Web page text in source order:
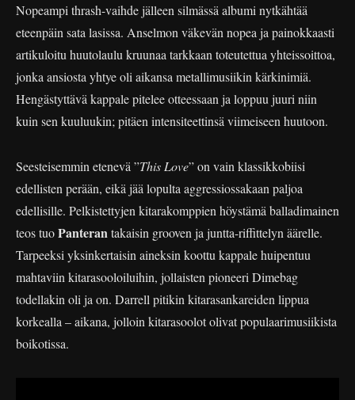
Nopeampi thrash-vaihde jälleen silmässä albumi nytkähtää
eteenpäin sata lasissa. Anselmon väkevän nopea ja painokkaasti
artikuloitu huutolaulu kruunaa tarkkaan toteutettua yhteissoittoa,
jonka ansiosta yhtye oli aikansa metallimusiikin kärkinimiä.
Hengästyttävä kappale pitelee otteessaan ja loppuu juuri niin
kuin sen kuuluukin; pitäen intensiteettinsä viimeiseen huutoon.
Seesteisemmin etenevä ”This Love” on vain klassikkobiisi
edellisten perään, eikä jää lopulta aggressiossakaan paljoa
edellisille. Pelkistettyjen kitarakomppien höystämä balladimainen
teos tuoPanteran takaisin grooven ja juntta-riffittelyn äärelle.
Tarpeeksi yksinkertaisin aineksin koottu kappale huipentuu
mahtaviin kitarasooloiluihin, jollaisten pioneeri Dimebag
todellakin oli ja on. Darrell pitikin kitarasankareiden lippua
korkealla – aikana, jolloin kitarasoolot olivat populaarimusiikista
boikotissa.